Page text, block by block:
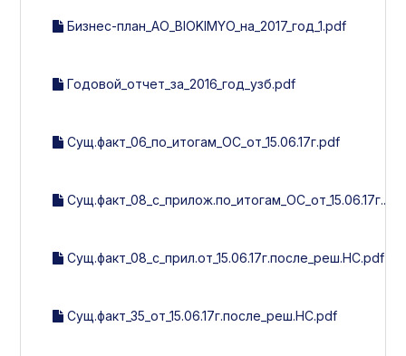
Бизнес-план_АО_BIOKIMYO_на_2017_год_1.pdf
Годовой_отчет_за_2016_год_узб.pdf
Сущ.факт_06_по_итогам_ОС_от_15.06.17г.pdf
Сущ.факт_08_с_прилож.по_итогам_ОС_от_15.06.17г..pdf
Сущ.факт_08_с_прил.от_15.06.17г.после_реш.НС.pdf
Сущ.факт_35_от_15.06.17г.после_реш.НС.pdf